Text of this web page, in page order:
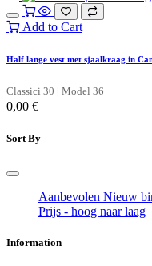
Add to Cart
Half lange vest met sjaalkraag in
Classici 30 | Model 36
0,00 €
Sort By
Aanbevolen Nieuw
Prijs - hoog naar laag
Information